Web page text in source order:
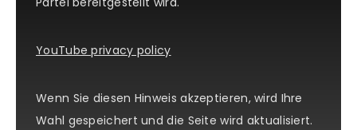
YouTube privacy policy
Wenn Sie diesen Hinweis akzeptieren, wird Ihre
Wahl gespeichert und die Seite wird aktualisiert.